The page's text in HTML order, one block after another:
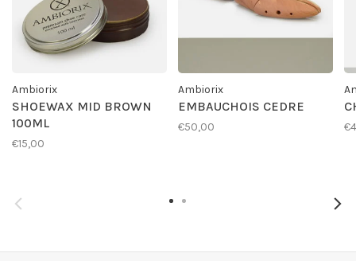
Ambiorix
SHOEWAX MID BROWN
100ML
€15,00
Ambiorix
EMBAUCHOIS CEDRE
€50,00